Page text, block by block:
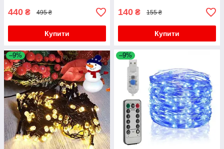
440 ₴ 495 ₴
Купити
140 ₴ 155 ₴
Купити
–9% –9%